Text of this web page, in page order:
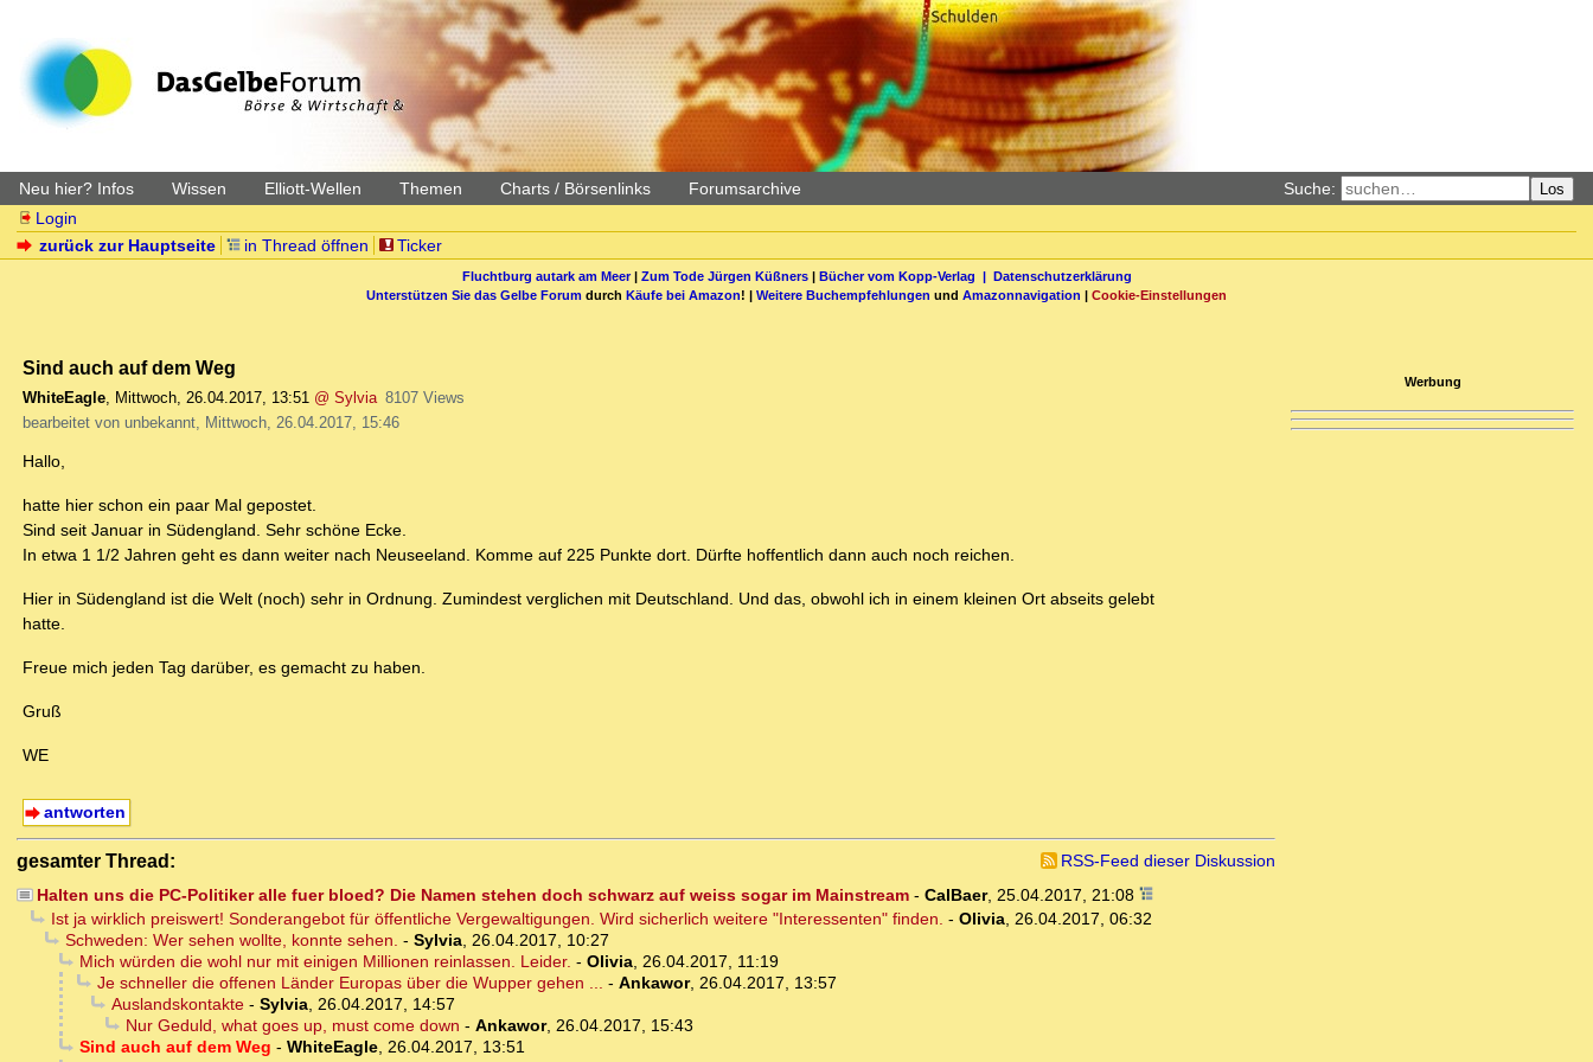
Neu hier? Infos Wissen Elliott-Wellen Themen Charts / Börsenlinks Forumsarchive Suche: Los
Login
zurück zur Hauptseite
in Thread öffnen Ticker
Fluchtburg autark am Meer| Zum Tode Jürgen Küßners| Bücher vom Kopp-Verlag | Datenschutzerklärung
Unterstützen Sie das Gelbe Forum durch Käufe bei Amazon! | Weitere Buchempfehlungen und Amazonnavigation | Cookie-Einstellungen
Sind auch auf dem Weg
WhiteEagle, Mittwoch, 26.04.2017, 13:51 @ Sylvia 8107 Views
bearbeitet von unbekannt, Mittwoch, 26.04.2017, 15:46
Hallo,
hatte hier schon ein paar Mal gepostet.
Sind seit Januar in Südengland. Sehr schöne Ecke.
In etwa 1 1/2 Jahren geht es dann weiter nach Neuseeland. Komme auf 225 Punkte dort. Dürfte hoffentlich dann auch noch reichen.
Hier in Südengland ist die Welt (noch) sehr in Ordnung. Zumindest verglichen mit Deutschland. Und das, obwohl ich in einem kleinen Ort abseits gelebt
hatte.
Freue mich jeden Tag darüber, es gemacht zu haben.
Gruß
WE
antworten
gesamter Thread:
RSS-Feed dieser Diskussion
Halten uns die PC-Politiker alle fuer bloed? Die Namen stehen doch schwarz auf weiss sogar im Mainstream- CalBaer, 25.04.2017, 21:08
Ist ja wirklich preiswert! Sonderangebot für öffentliche Vergewaltigungen. Wird sicherlich weitere "Interessenten" finden. - Olivia, 26.04.2017, 06:32
Schweden: Wer sehen wollte, konnte sehen. - Sylvia, 26.04.2017, 10:27
Mich würden die wohl nur mit einigen Millionen reinlassen. Leider. - Olivia, 26.04.2017, 11:19
Je schneller die offenen Länder Europas über die Wupper gehen ... - Ankawor, 26.04.2017, 13:57
Auslandskontakte- Sylvia, 26.04.2017, 14:57
Nur Geduld, what goes up, must come down - Ankawor, 26.04.2017, 15:43
Sind auch auf dem Weg - WhiteEagle, 26.04.2017, 13:51
Werbung